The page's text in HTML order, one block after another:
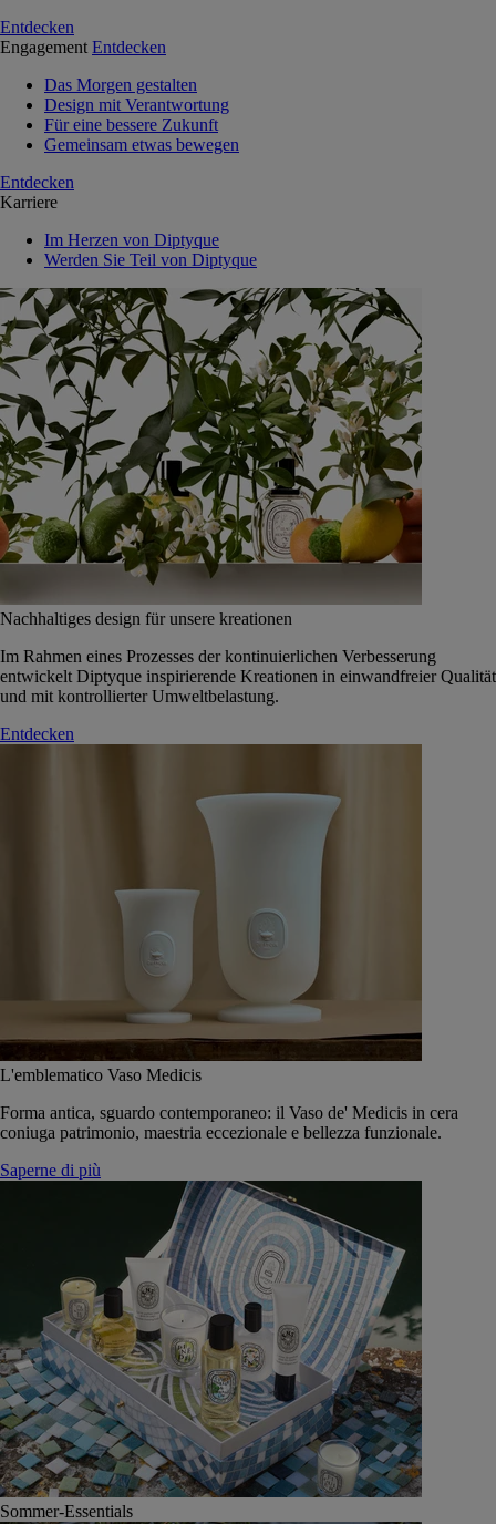
Entdecken
Engagement Entdecken
Das Morgen gestalten
Design mit Verantwortung
Für eine bessere Zukunft
Gemeinsam etwas bewegen
Entdecken
Karriere
Im Herzen von Diptyque
Werden Sie Teil von Diptyque
Nachhaltiges design für unsere kreationen
Im Rahmen eines Prozesses der kontinuierlichen Verbesserung
entwickelt Diptyque inspirierende Kreationen in einwandfreier Qualität
und mit kontrollierter Umweltbelastung.
Entdecken
L'emblematico Vaso Medicis
Forma antica, sguardo contemporaneo: il Vaso de' Medicis in cera
coniuga patrimonio, maestria eccezionale e bellezza funzionale.
Saperne di più
Sommer-Essentials